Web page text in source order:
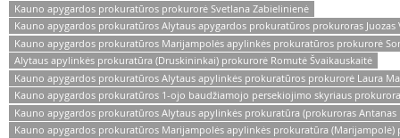
Kauno apygardos prokuratūros prokurorė Svetlana Zabielinienė
Kauno apygardos prokuratūros Alytaus apygardos prokuratūros prokuroras Juozas
Kauno apygardos prokuratūros Marijampolės apylinkės prokuratūros prokurorė
Alytaus apylinkės prokuratūra (Druskininkai) prokurorė Romutė Švaikauskaitė
Kauno apygardos prokuratūros Alytaus apylinkės prokuratūros prokurorė Laura
Kauno apygardos prokuratūros 1-ojo baudžiamojo persekiojimo skyriaus
Kauno apygardos prokuratūros Alytaus apylinkės prokuratūra (prokuroras Antanas
Kauno apygardos prokuratūros Marijampolės apylinkės prokuratūra (Marijampolė)